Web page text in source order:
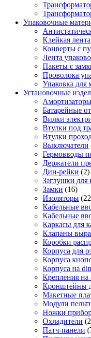
Упаковочные
Клейкая лента
Конверты с
Лента
Пакеты с
Проволока
Упаковка для
Установочные
Амортизаторы
Батарейные
Вилки
Втулки под
Втулки
Выключатели
Гермовводы
Держатели
Дин-рейки (2)
Заглушки для
Замки (16)
Изоляторы
Кабельные
Кабельные
Каркасы для
Клапаны
Коробки
Корпуса для
Корпуса
Корпуса на
Крепления на
Кронштейны
Макетные
Модули
Ножки
Охладители
Патч-панели